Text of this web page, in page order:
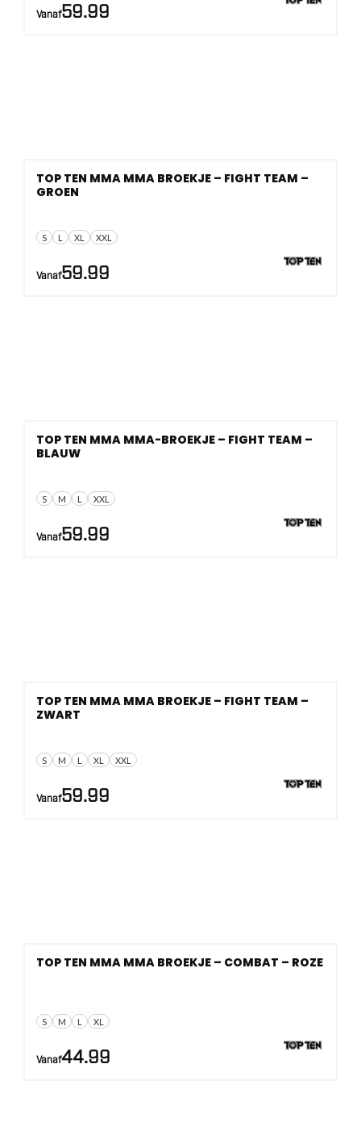
Vanaf59.99
S L XL XXL
TOP TEN MMA MMA BROEKJE – FIGHT TEAM –
GROEN
Vanaf59.99
S M L XXL
TOP TEN MMA MMA-BROEKJE – FIGHT TEAM –
BLAUW
Vanaf59.99
S M L XL XXL
TOP TEN MMA MMA BROEKJE – FIGHT TEAM –
ZWART
Vanaf59.99
S M L XL
TOP TEN MMA MMA BROEKJE – COMBAT – ROZE
Vanaf44.99